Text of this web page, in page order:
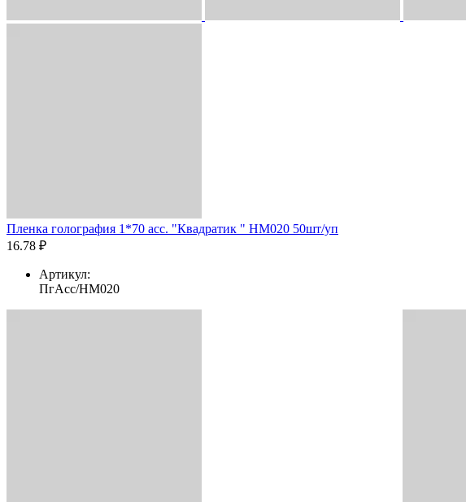
Пленка голография 1*70 асс. "Квадратик " HM020 50шт/уп
16.78 ₽
Артикул:
ПгАсс/HM020